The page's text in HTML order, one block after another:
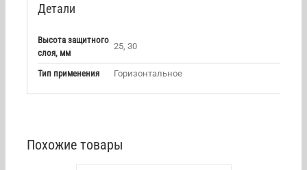
Детали
Высота защитного
слоя, мм
25, 30
Тип применения Горизонтальное
Похожие товары